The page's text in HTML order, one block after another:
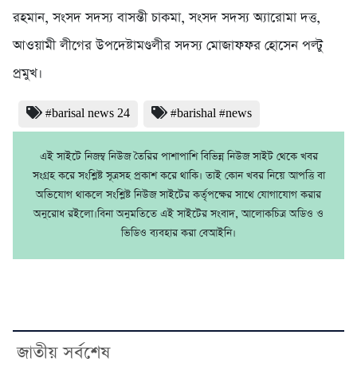
রহমান, সংসদ সদস্য বাসন্তী চাকমা, সংসদ সদস্য অ্যারোমা দত্ত,
আওয়ামী লীগের উপদেষ্টামণ্ডলীর সদস্য মোজাফফর হোসেন পল্টু
প্রমুখ।
#barisal news 24 #barishal #news
এই সাইটে নিজম্ব নিউজ তৈরির পাশাপাশি বিভিন্ন নিউজ সাইট থেকে খবর
সংগ্রহ করে সংশ্লিষ্ট সূত্রসহ প্রকাশ করে থাকি। তাই কোন খবর নিয়ে আপত্তি বা
অভিযোগ থাকলে সংশ্লিষ্ট নিউজ সাইটের কর্তৃপক্ষের সাথে যোগাযোগ করার
অনুরোধ রইলো।বিনা অনুমতিতে এই সাইটের সংবাদ, আলোকচিত্র অডিও ও
ভিডিও ব্যবহার করা বেআইনি।
জাতীয় সর্বশেষ